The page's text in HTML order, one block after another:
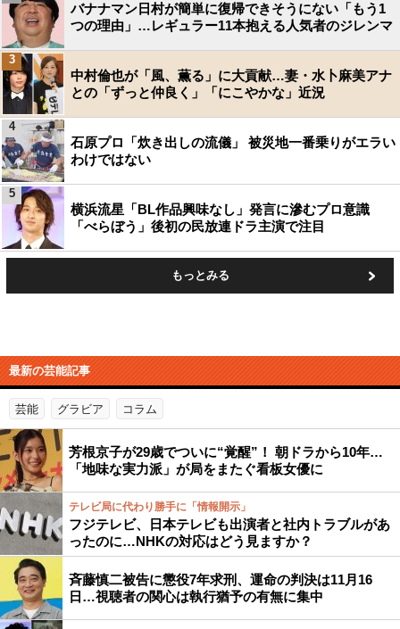
バナナマン日村が簡単に復帰できそうにない「もう1
つの理由」…レギュラー11本抱える人気者のジレンマ
中村倫也が「風、薫る」に大貢献…妻・水卜麻美アナ
との「ずっと仲良く」「にこやかな」近況
3
石原プロ「炊き出しの流儀」 被災地一番乗りがエラい
わけではない
4
横浜流星「BL作品興味なし」発言に滲むプロ意識
「べらぼう」後初の民放連ドラ主演で注目
5
もっとみる
最新の芸能記事
芸能 グラビア コラム
芳根京子が29歳でついに“覚醒”！ 朝ドラから10年…
「地味な実力派」が局をまたぐ看板女優に
テレビ局に代わり勝手に「情報開示」
フジテレビ、日本テレビも出演者と社内トラブルがあ
ったのに…NHKの対応はどう見ますか？
斉藤慎二被告に懲役7年求刑、運命の判決は11月16
日…視聴者の関心は執行猶予の有無に集中